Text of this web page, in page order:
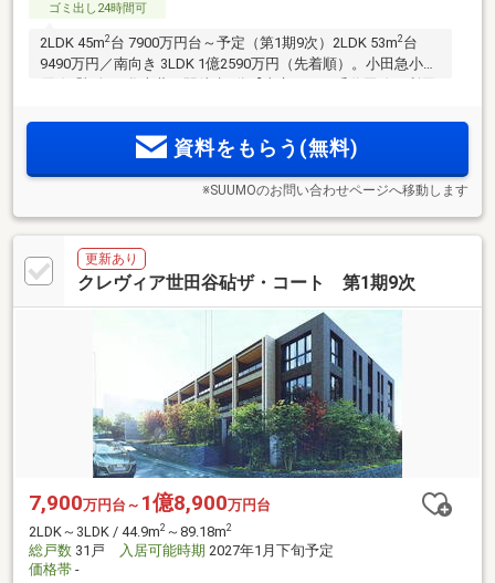
ゴミ出し24時間可
2LDK 45m2 台 7900万円台～予定（第1期9次）2LDK 53m2 台
9490万円／南向き 3LDK 1億2590万円（先着順）。小田急小田
住居専用地域に誕生。戸建てスタイルで暮らせる全11タイプ
のメゾネットプラン。資料をもらう(無料)
※SUUMOのお問い合わせページへ移動します
更新あり
クレヴィア世田谷砧ザ・コート 第1期9次
7,900万円台～ 1億8,900万円台
2LDK～3LDK / 44.9m2 ～89.18m2
総戸数 31戸 入居可能時期 2027年1月下旬予定
価格帯 -